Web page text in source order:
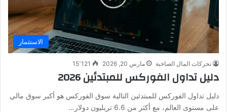
الاستثمار
تحركات المال الصاخبة مارس 20, 2026 15٬121
دليل تداول الفوركس للمبتدئين 2026
دليل تداول الفوركس للمبتدئين التالية سوق الفوركس هو أكبر سوق مالي
على مستوى العالم، مع أكثر من 6.6 تريليون دولار…